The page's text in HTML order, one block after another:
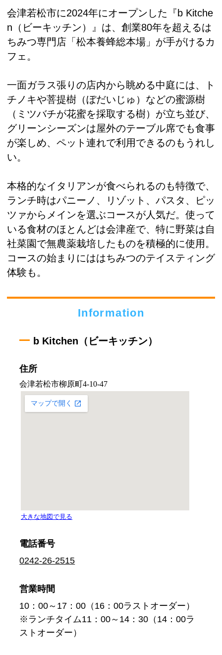
会津若松市に2024年にオープンした『b Kitche
n（ビーキッチン）』は、創業80年を超えるは
ちみつ専門店「松本養蜂総本場」が手がけるカ
フェ。
一面ガラス張りの店内から眺める中庭には、ト
チノキや菩提樹（ぼだいじゅ）などの蜜源樹
（ミツバチが花蜜を採取する樹）が立ち並び、
グリーンシーズンは屋外のテーブル席でも食事
が楽しめ、ペット連れで利用できるのもうれし
い。
本格的なイタリアンが食べられるのも特徴で、
ランチ時はパニーノ、リゾット、パスタ、ピッ
ツァからメインを選ぶコースが人気だ。使って
いる食材のほとんどは会津産で、特に野菜は自
社菜園で無農薬栽培したものを積極的に使用。
コースの始まりにははちみつのテイスティング
体験も。
Information
b Kitchen（ビーキッチン）
住所
電話番号
0242-26-2515
営業時間
10：00～17：00（16：00ラストオーダー）
※ランチタイム11：00～14：30（14：00ラ
ストオーダー）